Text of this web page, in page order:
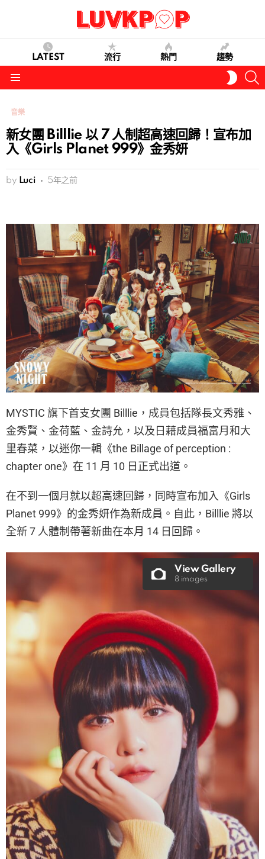
LATEST 流行 熱門 趨勢
SKIN
音樂
新女團 Billlie 以 7 人制超高速回歸！宣布加
入《Girls Planet 999》金秀妍
by Luci 5年之前
MYSTIC 旗下首支女團 Billlie，成員包括隊長文秀雅、
金秀賢、金荷藍、金詩允，以及日藉成員福富月和大
里春菜，以迷你一輯《the Billage of perception :
chapter one》在 11 月 10 日正式出道。
在不到一個月就以超高速回歸，同時宣布加入《Girls
Planet 999》的金秀妍作為新成員。自此，Billlie 將以
全新 7 人體制帶著新曲在本月 14 日回歸。
View Gallery
8 images